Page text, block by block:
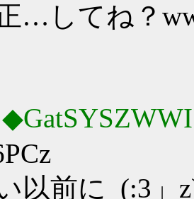
…してね？
◆GatSYSZWWI
以前に_(:3」